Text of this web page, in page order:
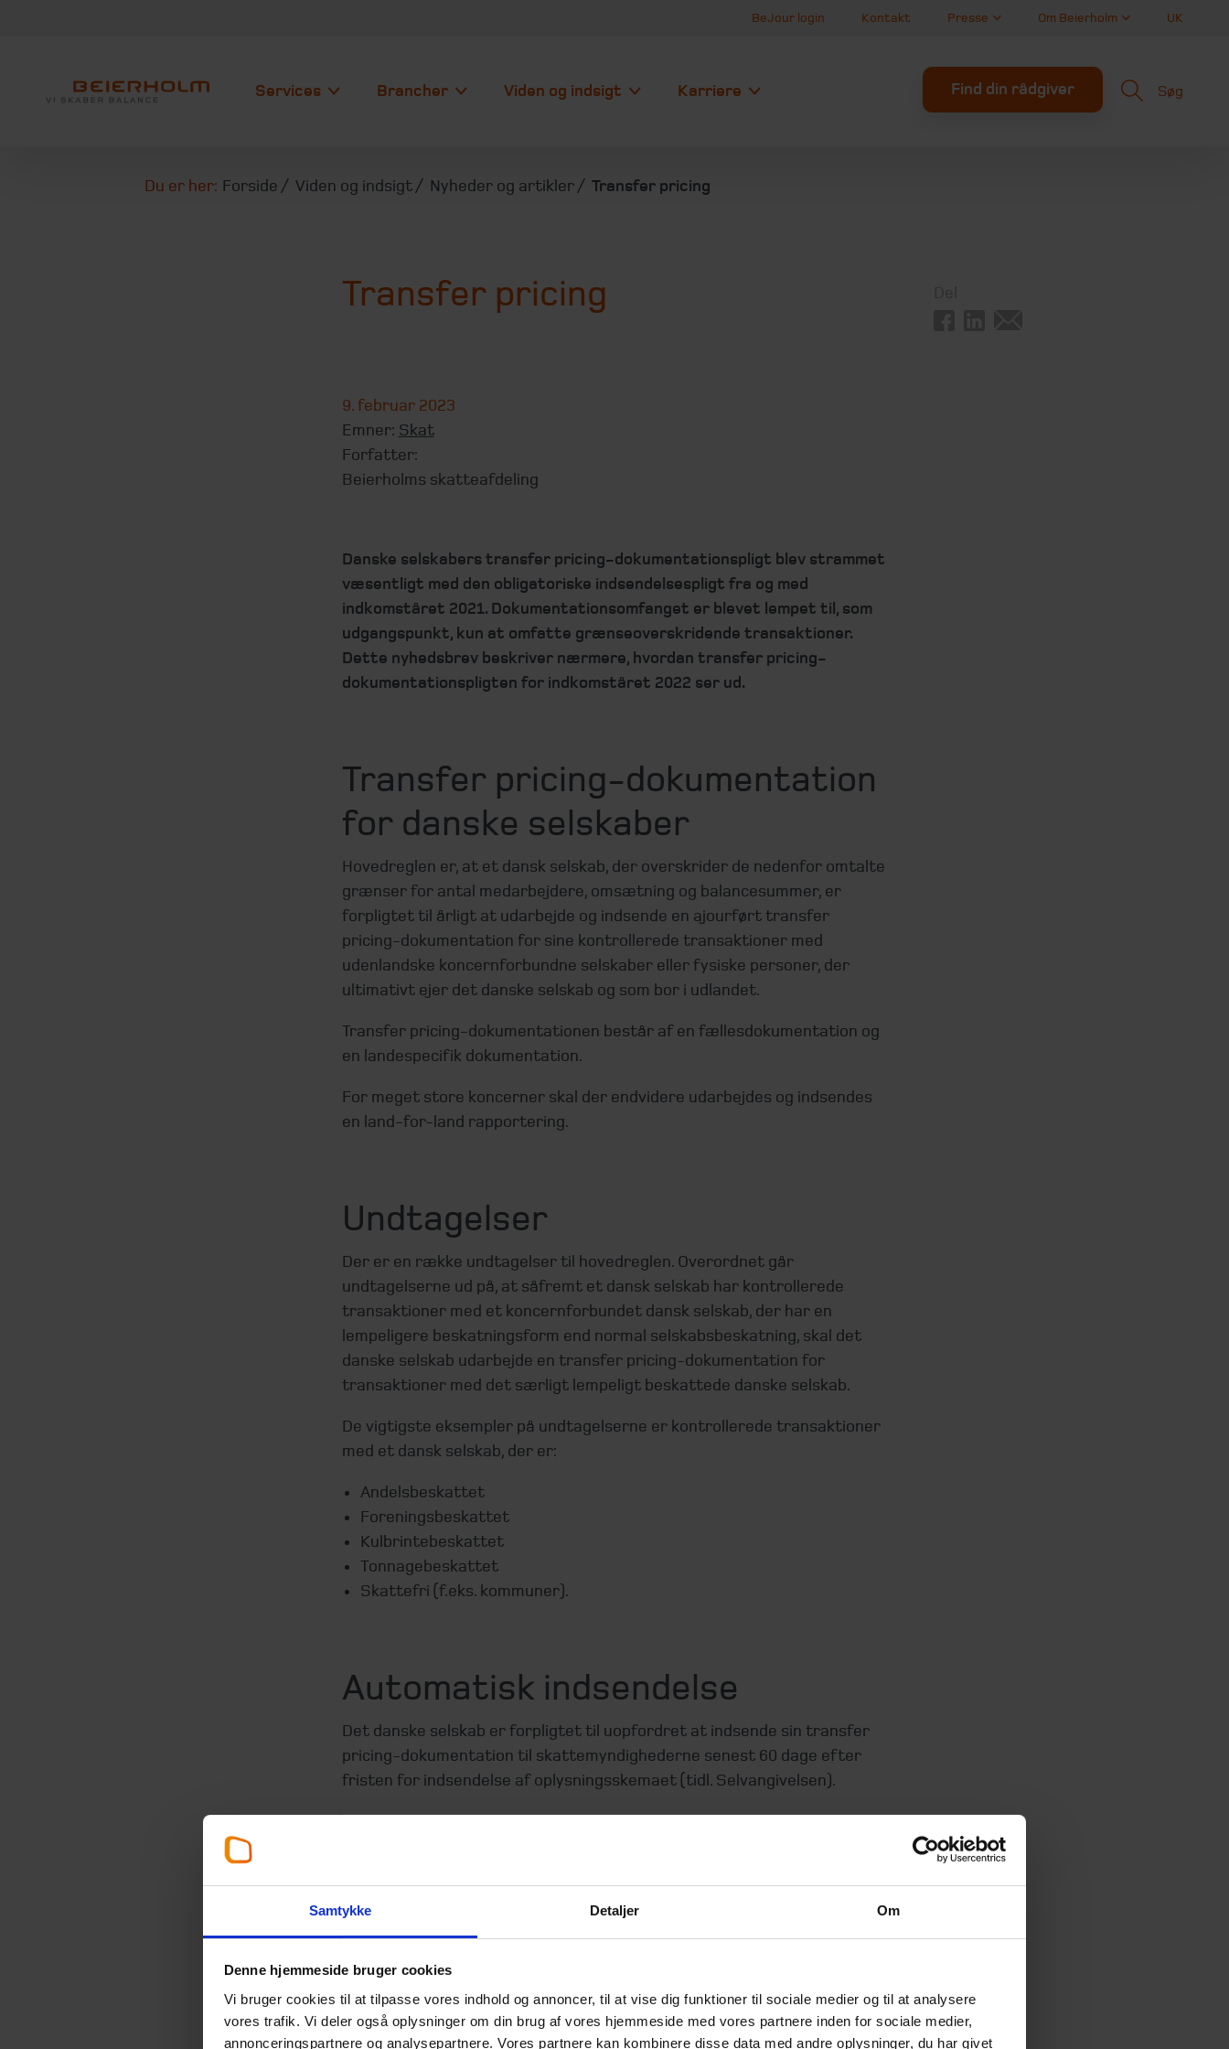
Samtykke Detaljer Om
Denne hjemmeside bruger cookies
Vi bruger cookies til at tilpasse vores indhold og annoncer, til at vise dig funktioner til sociale medier og til at analysere
vores trafik. Vi deler også oplysninger om din brug af vores hjemmeside med vores partnere inden for sociale medier,
annonceringspartnere og analysepartnere. Vores partnere kan kombinere disse data med andre oplysninger, du har givet
BeJour login Kontakt Presse Om Beierholm UK
Services Brancher Viden og indsigt Karriere Find din rådgiver Søg
Du er her: Forside Viden og indsigt Nyheder og artikler Transfer pricing
Transfer pricing
9. februar 2023
Emner: Skat
Forfatter:
Beierholms skatteafdeling
Danske selskabers transfer pricing-dokumentationspligt blev strammet
væsentligt med den obligatoriske indsendelsespligt fra og med
indkomståret 2021. Dokumentationsomfanget er blevet lempet til, som
udgangspunkt, kun at omfatte grænseoverskridende transaktioner.
Dette nyhedsbrev beskriver nærmere, hvordan transfer pricing-
dokumentationspligten for indkomståret 2022 ser ud.
Transfer pricing-dokumentation
for danske selskaber
Hovedreglen er, at et dansk selskab, der overskrider de nedenfor omtalte
grænser for antal medarbejdere, omsætning og balancesummer, er
forpligtet til årligt at udarbejde og indsende en ajourført transfer
pricing-dokumentation for sine kontrollerede transaktioner med
udenlandske koncernforbundne selskaber eller fysiske personer, der
ultimativt ejer det danske selskab og som bor i udlandet.
Transfer pricing-dokumentationen består af en fællesdokumentation og
en landespecifik dokumentation.
For meget store koncerner skal der endvidere udarbejdes og indsendes
en land-for-land rapportering.
Undtagelser
Der er en række undtagelser til hovedreglen. Overordnet går
undtagelserne ud på, at såfremt et dansk selskab har kontrollerede
transaktioner med et koncernforbundet dansk selskab, der har en
lempeligere beskatningsform end normal selskabsbeskatning, skal det
danske selskab udarbejde en transfer pricing-dokumentation for
transaktioner med det særligt lempeligt beskattede danske selskab.
De vigtigste eksempler på undtagelserne er kontrollerede transaktioner
med et dansk selskab, der er:
Andelsbeskattet
Foreningsbeskattet
Kulbrintebeskattet
Tonnagebeskattet
Skattefri (f.eks. kommuner).
Automatisk indsendelse
Det danske selskab er forpligtet til uopfordret at indsende sin transfer
pricing-dokumentation til skattemyndighederne senest 60 dage efter
fristen for indsendelse af oplysningsskemaet (tidl. Selvangivelsen).
Indsendelsen skal således foregå, selvom skattemyndighederne ikke har
indkaldt det danske selskabs transfer pricing-dokumentation.
Betingelser for